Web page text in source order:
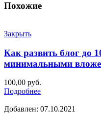
Похожие
Закрыть
Как развить блог до
минимальными
100,00 руб.
Подробнее
Добавлен: 07.10.2021